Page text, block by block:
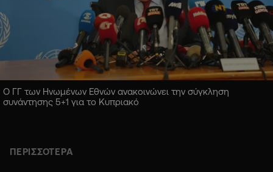
Ο ΓΓ των Ηνωμένων Εθνών ανακοινώνει την σύγκληση
συνάντησης 5+1 για το Κυπριακό
ΠΕΡΙΣΣΟΤΕΡΑ